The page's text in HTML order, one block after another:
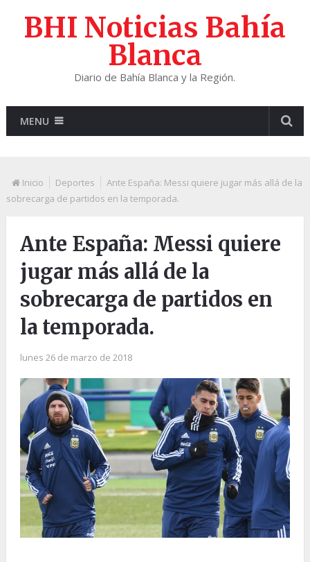
BHI Noticias Bahía
Blanca
Diario de Bahía Blanca y la Región.
MENU
Inicio Deportes
Ante España: Messi quiere jugar más allá de la
sobrecarga de partidos en la temporada.
Ante España: Messi quiere
jugar más allá de la
sobrecarga de partidos en
la temporada.
lunes 26 de marzo de 2018